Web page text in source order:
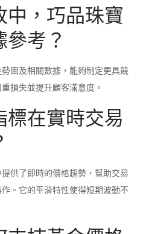
，巧品珠寶
考？
圖及相關數據，能夠制定更具競
損失並提升顧客滿意度。
在實時交易
供了即時的價格趨勢，幫助交易
。它的平滑特性使得短期波動不